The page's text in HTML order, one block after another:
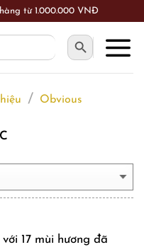
từ 1.000.000 VNĐ
SEARCH BUTTON
/ Obvious
17 mùi hương đã